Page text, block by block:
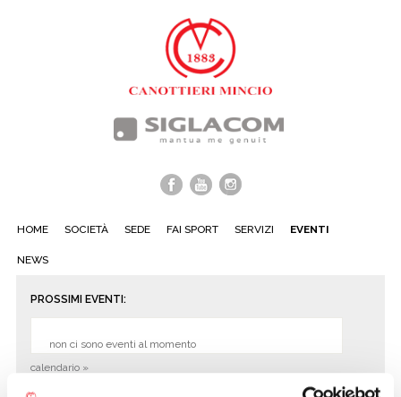
HOME SOCIETÀ SEDE FAI SPORT SERVIZI EVENTI
NEWS
PROSSIMI EVENTI:
non ci sono eventi al momento
calendario »